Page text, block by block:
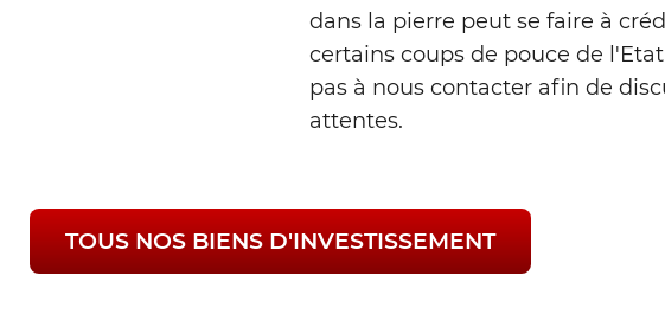
dans la pierre peut se faire à
certains coups de pouce de
pas à nous contacter afin de
attentes.
TOUS NOS BIENS D'INVESTISSEMENT